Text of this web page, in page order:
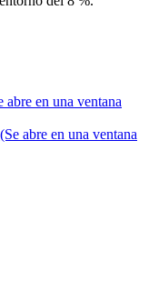
en una ventana
abre en una ventana